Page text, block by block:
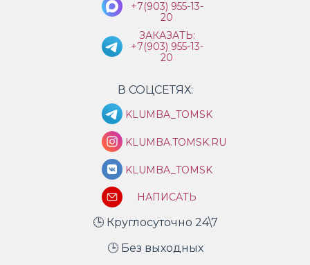
+7(903) 955-13-
20
ЗАКАЗАТЬ:
+7(903) 955-13-
20
В СОЦСЕТЯХ:
KLUMBA_TOMSK
KLUMBA.TOMSK.RU
KLUMBA_TOMSK
НАПИСАТЬ
🕒 Круглосуточно 24\7
🕒 Без выходных